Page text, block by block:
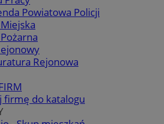
Powiatowa Policji
Rejonowa
firmę do katalogu